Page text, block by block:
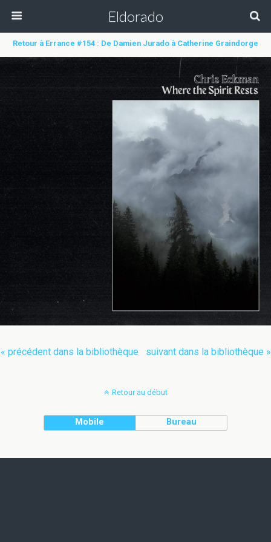
Eldorado
Retour à Errance #154 : De Damien Jurado à Catherine Graindorge
« précédent dans la bibliothèque suivant dans la bibliothèque »
Retour au début
Mobile Bureau